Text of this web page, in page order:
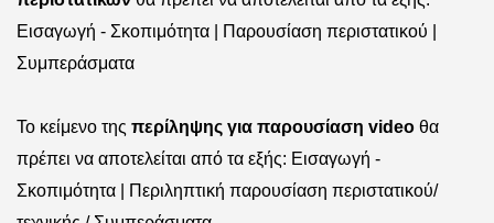
Εισαγωγή - Σκοπιμότητα | Παρουσίαση περιστατικού |
Συμπεράσματα
Το κείμενο της περίληψης για παρουσίαση video θα
πρέπει να αποτελείται από τα εξής: Εισαγωγή -
Σκοπιμότητα | Περιληπτική παρουσίαση περιστατικού/